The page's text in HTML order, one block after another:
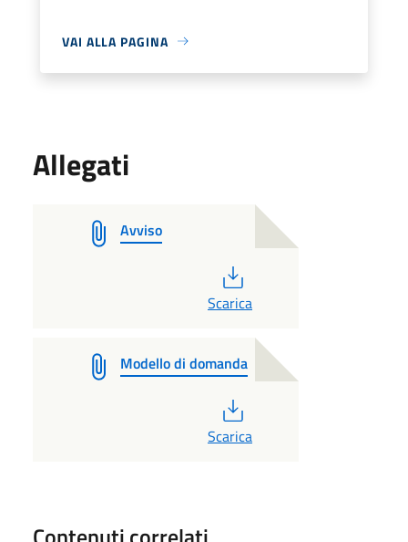
VAI ALLA PAGINA
Allegati
Avviso
Scarica
Modello di domanda
Scarica